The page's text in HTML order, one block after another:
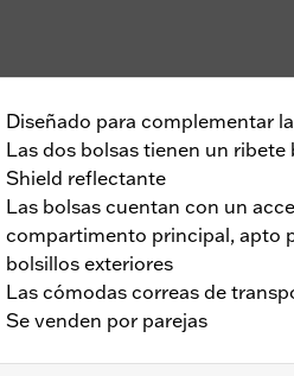
Diseñado para complementar
Las dos bolsas tienen un
Shield reflectante
Las bolsas cuentan con un
compartimento principal, apto
bolsillos exteriores
Las cómodas correas de
Se venden por parejas